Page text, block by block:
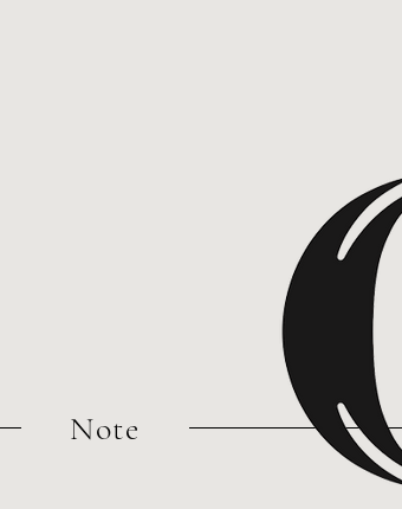
​Note